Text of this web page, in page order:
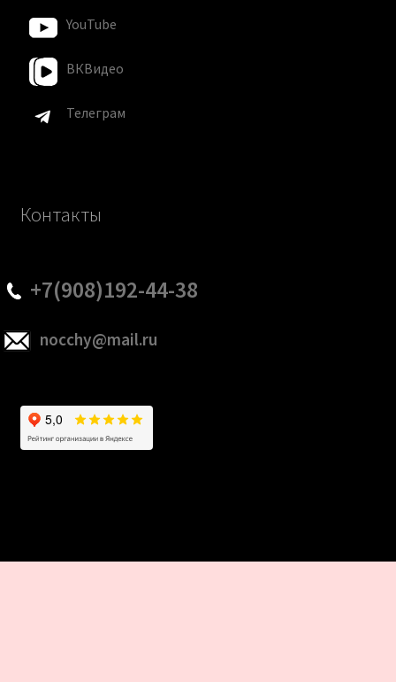
YouTube
ВКВидео
Телеграм
Контакты
+7(908)192-44-38
nocchy@mail.ru